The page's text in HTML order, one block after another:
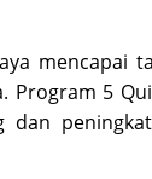
mencapai
Program 5